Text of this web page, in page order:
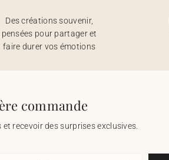
Des créations souvenir,
pensées pour partager et
faire durer vos émotions
commande
recevoir des surprises exclusives.